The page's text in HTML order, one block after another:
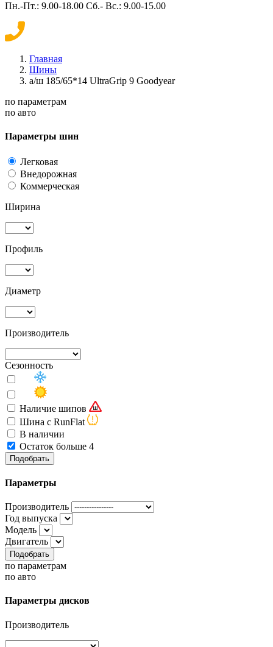
Пн.-Пт.: 9.00-18.00 Сб.- Вс.: 9.00-15.00
Главная
Шины
а/ш 185/65*14 UltraGrip 9 Goodyear
по параметрам
по авто
Параметры шин
Легковая
Внедорожная
Коммерческая
Ширина
Профиль
Диаметр
Производитель
Сезонность
Наличие шипов
Шина с RunFlat
В наличии
Остаток больше 4
Подобрать
Параметры
Производитель
Год выпуска
Модель
Двигатель
Подобрать
по параметрам
по авто
Параметры дисков
Производитель